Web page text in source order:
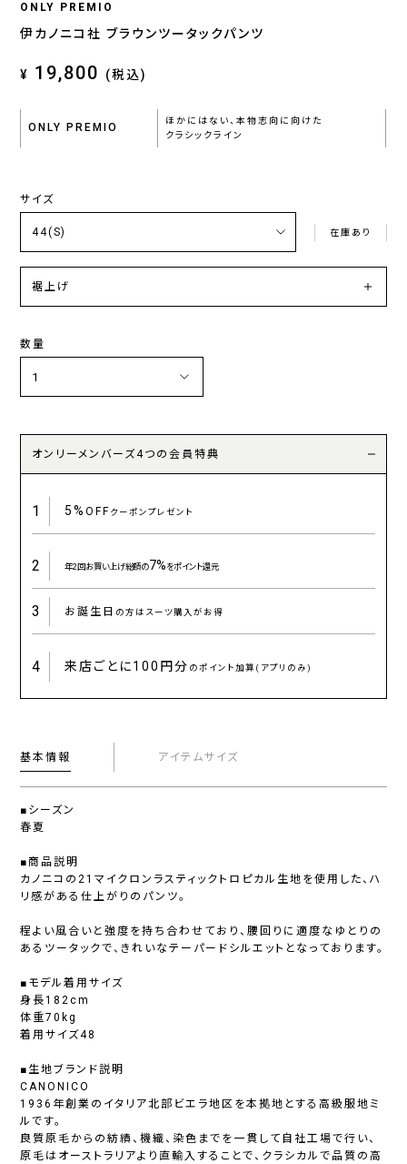
ONLY PREMIO
伊カノニコ社 ブラウンツータックパンツ
¥ 19,800 (税込)
ONLY PREMIO
ほかにはない、本物志向に向けた
クラシックライン
サイズ
在庫あり
裾上げ
数量
オンリーメンバーズ4つの会員特典
1 5%OFFクーポンプレゼント
2 年2回お買い上げ総額の7%をポイント還元
3 お誕生日 の方はスーツ購入がお得
4 来店ごとに100円分 のポイント加算(アプリのみ)
基本情報 アイテムサイズ
■シーズン
春夏
■商品説明
カノニコの21マイクロンラスティックトロピカル生地を使用した、ハ
リ感がある仕上がりのパンツ。
程よい風合いと強度を持ち合わせており、腰回りに適度なゆとりの
あるツータックで、きれいなテーパードシルエットとなっております。
■モデル着用サイズ
身長182cm
体重70kg
着用サイズ48
■生地ブランド説明
CANONICO
1936年創業のイタリア北部ビエラ地区を本拠地とする高級服地ミ
ルです。
良質原毛からの紡績、機織、染色までを一貫して自社工場で行い、
原毛はオーストラリアより直輸入することで、クラシカルで品質の高